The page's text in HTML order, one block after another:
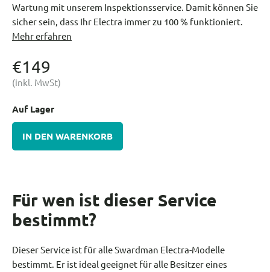
Wartung mit unserem Inspektionsservice. Damit können Sie
sicher sein, dass Ihr Electra immer zu 100 % funktioniert.
Mehr erfahren
€149
(inkl. MwSt)
Auf Lager
IN DEN WARENKORB
Für wen ist dieser Service
bestimmt?
Dieser Service ist für alle Swardman Electra-Modelle
bestimmt. Er ist ideal geeignet für alle Besitzer eines